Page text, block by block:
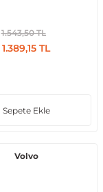
1.543,50 TL
1.389,15 TL
Sepete Ekle
Volvo